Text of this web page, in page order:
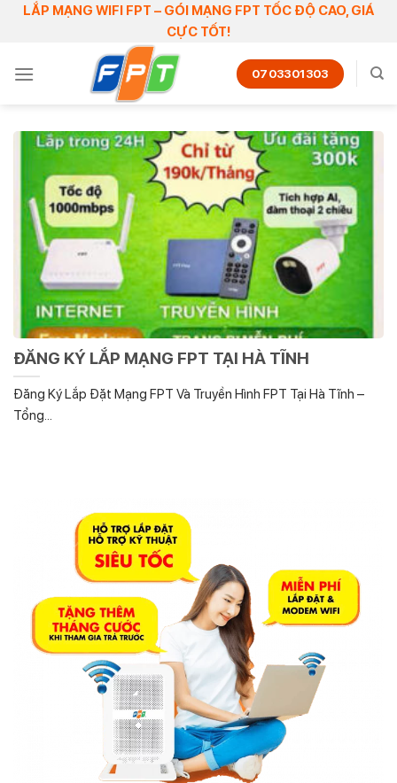
SkipLẮP MẠNG WIFI FPT – GÓI MẠNG FPT TỐC ĐỘ CAO, GIÁ
CỰC TỐT!
0703301303
ĐĂNG KÝ LẮP MẠNG FPT TẠI HÀ TĨNH
Đăng Ký Lắp Đặt Mạng FPT Và Truyền Hình FPT Tại Hà Tĩnh –
Tổng...